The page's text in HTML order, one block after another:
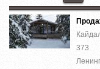
373